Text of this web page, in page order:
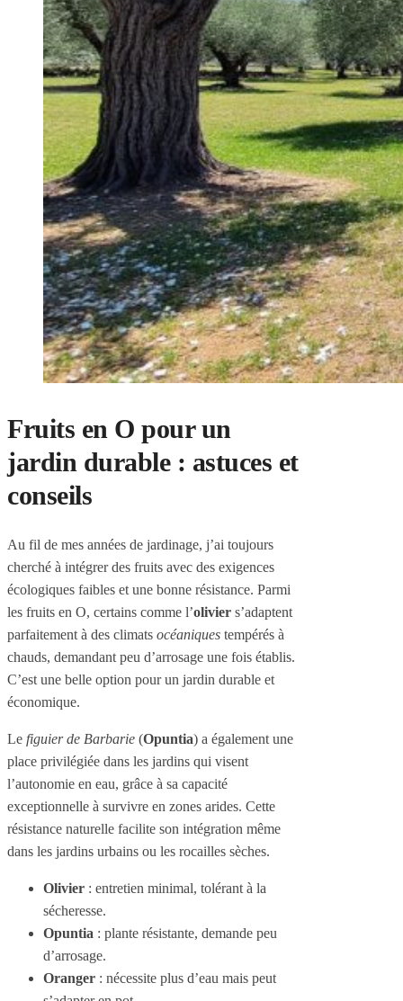
Fruits en O pour un
jardin durable : astuces et
conseils
Au fil de mes années de jardinage, j’ai toujours
cherché à intégrer des fruits avec des exigences
écologiques faibles et une bonne résistance. Parmi
les fruits en O, certains comme l’olivier s’adaptent
parfaitement à des climats océaniques tempérés à
chauds, demandant peu d’arrosage une fois établis.
C’est une belle option pour un jardin durable et
économique.
Le figuier de Barbarie (Opuntia) a également une
place privilégiée dans les jardins qui visent
l’autonomie en eau, grâce à sa capacité
exceptionnelle à survivre en zones arides. Cette
résistance naturelle facilite son intégration même
dans les jardins urbains ou les rocailles sèches.
Olivier : entretien minimal, tolérant à la
sécheresse.
Opuntia : plante résistante, demande peu
d’arrosage.
Oranger : nécessite plus d’eau mais peut